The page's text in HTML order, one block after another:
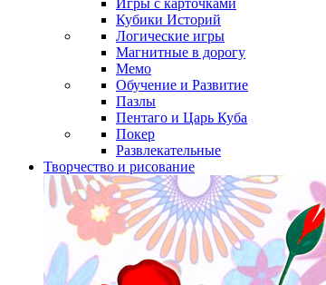
Игры с карточками
Кубики Историй
Логические игры
Магнитные в дорогу
Мемо
Обучение и Развитие
Пазлы
Пентаго и Царь Куба
Покер
Развлекательные
Творчество и рисование